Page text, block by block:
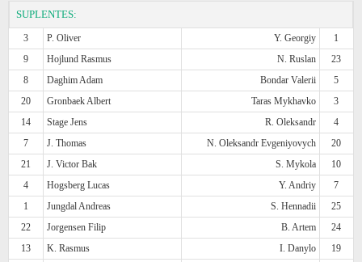
SUPLENTES:
3 P. Oliver Y. Georgiy
1
9
Hojlund Rasmus N. Ruslan
23
8
Daghim Adam Bondar Valerii
5
20
Gronbaek Albert Taras Mykhavko
3
14
Stage Jens R. Oleksandr
4
7
J. Thomas N. Oleksandr Evgeniyovych
20
21
J. Victor Bak S. Mykola
10
4
Hogsberg Lucas Y. Andriy
7
1
Jungdal Andreas S. Hennadii
25
22
Jorgensen Filip B. Artem
24
13
K. Rasmus I. Danylo
19